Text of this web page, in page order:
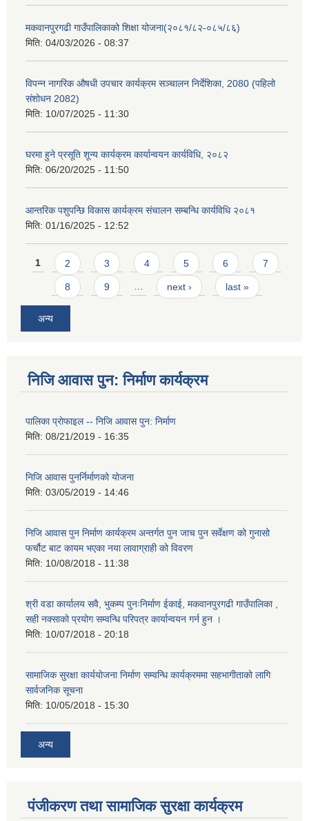
मकवानपुरगढी गाउँपालिकाको शिक्षा योजना(२०८१/८२-०८५/८६)
मिति: 04/03/2026 - 08:37
विपन्न नागरिक औषधी उपचार कार्यक्रम सञ्चालन निर्देशिका, 2080 (पहिलो
संशोधन 2082)
मिति: 10/07/2025 - 11:30
घरमा हुने प्रसूति शून्य कार्यक्रम कार्यान्वयन कार्यविधि, २०८२
मिति: 06/20/2025 - 11:50
आन्तरिक पशुपन्छि विकास कार्यक्रम संचालन सम्बन्धि कार्यविधि २०८१
मिति: 01/16/2025 - 12:52
Pages
1 2 3 4 5 6 7
8 9 … next › last »
अन्य
निजि आवास पुन: निर्माण कार्यक्रम
पालिका प्राेफाइल -- निजि आवास पुन: निर्माण
मिति: 08/21/2019 - 16:35
निजि आवास पुनर्निर्माणको योजना
मिति: 03/05/2019 - 14:46
निजि आवास पुन निर्माण कार्यक्रम अन्तर्गत पुन जाच पुन सर्वेक्षण को गुनासो
फर्चौट बाट कायम भएका नया लावाग्राही को विवरण
मिति: 10/08/2018 - 11:38
श्री वडा कार्यालय सवै, भुकम्प पुनःनिर्माण ईकाई, मकवानपुरगढी गाउँपालिका ,
सही नक्साको प्रयोग सम्वन्धि परिपत्र कार्यान्वयन गर्न हुन ।
मिति: 10/07/2018 - 20:18
सामाजिक सुरक्षा कार्ययोजना निर्माण सम्वन्धि कार्यक्रममा सहभागीताको लागि
सार्वजनिक सूचना
मिति: 10/05/2018 - 15:30
अन्य
पंजीकरण तथा सामाजिक सुरक्षा कार्यक्रम